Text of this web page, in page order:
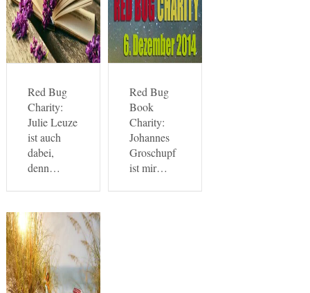
Red Bug
Charity:
Julie Leuze
ist auch
dabei,
denn…
Red Bug
Book
Charity:
Johannes
Groschupf
ist mir…